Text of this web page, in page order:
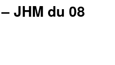
JHM du 08